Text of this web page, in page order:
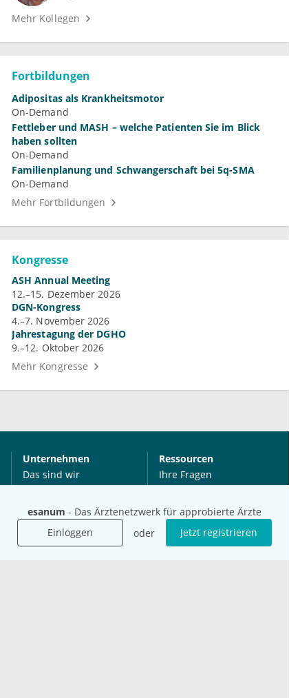
esanum - Das Ärztenetzwerk für approbierte Ärzte
Einloggen
oder Jetzt registrieren
Mehr Kollegen
Fortbildungen
Adipositas als Krankheitsmotor
On-Demand
Fettleber und MASH – welche Patienten Sie im Blick
haben sollten
On-Demand
Familienplanung und Schwangerschaft bei 5q-SMA
On-Demand
Mehr Fortbildungen
Kongresse
ASH Annual Meeting
12.–15. Dezember 2026
DGN-Kongress
4.–7. November 2026
Jahrestagung der DGHO
9.–12. Oktober 2026
Mehr Kongresse
Unternehmen
Das sind wir
Für Agenturen
Mediadaten
Presse
Ressourcen
Ihre Fragen